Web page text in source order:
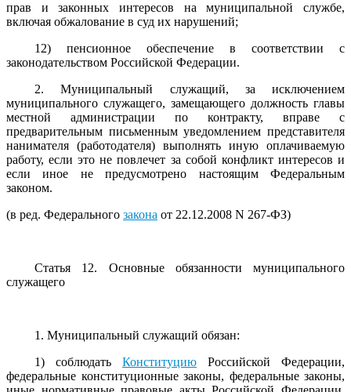
прав и законных интересов на муниципальной службе,
включая обжалование в суд их нарушений;
12) пенсионное обеспечение в соответствии с
законодательством Российской Федерации.
2. Муниципальный служащий, за исключением
муниципального служащего, замещающего должность главы
местной администрации по контракту, вправе с
предварительным письменным уведомлением представителя
нанимателя (работодателя) выполнять иную оплачиваемую
работу, если это не повлечет за собой конфликт интересов и
если иное не предусмотрено настоящим Федеральным
законом.
(в ред. Федерального закона от 22.12.2008 N 267-ФЗ)
Статья 12. Основные обязанности муниципального
служащего
1. Муниципальный служащий обязан:
1) соблюдать Конституцию Российской Федерации,
федеральные конституционные законы, федеральные законы,